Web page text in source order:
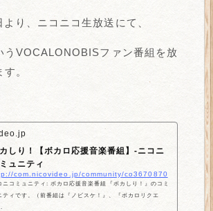
り、ニコニコ生放送にて、
うVOCALONOBISファン番組を放
。
しり！【ボカロ応援音楽番組】-ニコニ
ュニティ
com.nicovideo.jp/community/co3670870
ニコミュニティ: ボカロ応援音楽番組『ボカしり！』のコミ
ティです。（前番組は『ノビスケ！』、『ボカロリクエ